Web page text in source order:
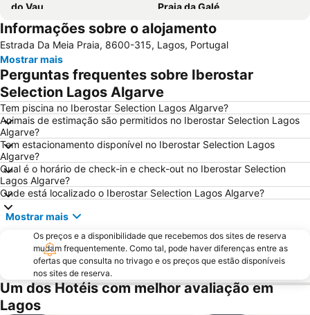
do Vau
Praia da Galé
slide & splash
Praia dos Pescadores
Autodrómo Internacional Algarve
Vilamoura Marina
Carvalhal
Balaia Golf Village
de Armação de Pera
Meia Praia
Aldeia das Açoteias
Praia da Zambujeira do Mar
Praia de Odeceixe
Montechoro
De Vilamoura
Marina de Portimão
Olhos de Água
Praia do Carvoeiro
Praia da Arrifana
Inatel Beach
Marina de Albufeira
Ferreiras
Aqualand Algarve
Baiona Beach
Prainha
do Monte Clérigo
Areias de São João
Praia do Burgau
Informações sobre o alojamento
Estrada Da Meia Praia, 8600-315, Lagos, Portugal
Mostrar mais
Perguntas frequentes sobre Iberostar
Selection Lagos Algarve
Tem piscina no Iberostar Selection Lagos Algarve?
Animais de estimação são permitidos no Iberostar Selection Lagos
Algarve?
Tem estacionamento disponível no Iberostar Selection Lagos
Algarve?
Qual é o horário de check-in e check-out no Iberostar Selection
Lagos Algarve?
Onde está localizado o Iberostar Selection Lagos Algarve?
Mostrar mais
Os preços e a disponibilidade que recebemos dos sites de reserva
mudam frequentemente. Como tal, pode haver diferenças entre as
ofertas que consulta no trivago e os preços que estão disponíveis
nos sites de reserva.
Um dos Hotéis com melhor avaliação em
Lagos